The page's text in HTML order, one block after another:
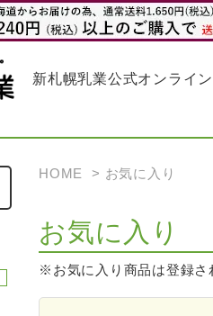
新札幌乳業公式オンライ
HOME > お気に入り
お気に入り
※お気に入り商品は登録さ